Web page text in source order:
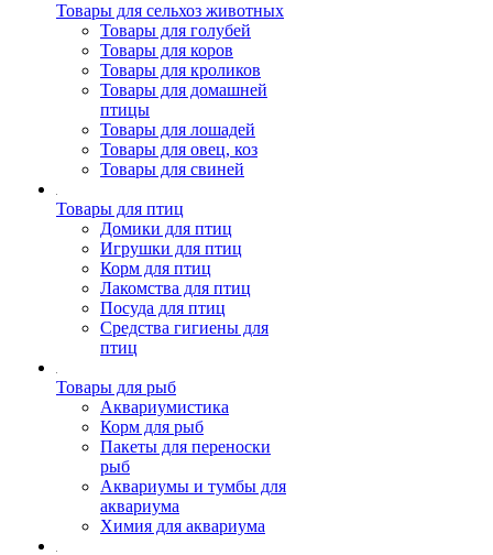
Товары для сельхоз животных
Товары для голубей
Товары для коров
Товары для кроликов
Товары для домашней
птицы
Товары для лошадей
Товары для овец, коз
Товары для свиней
Товары для птиц
Домики для птиц
Игрушки для птиц
Корм для птиц
Лакомства для птиц
Посуда для птиц
Средства гигиены для
птиц
Товары для рыб
Аквариумистика
Корм для рыб
Пакеты для переноски
рыб
Аквариумы и тумбы для
аквариума
Химия для аквариума